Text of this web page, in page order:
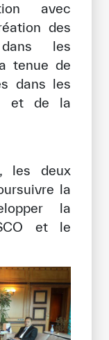
avec
des
les
tenue de
dans les
et de la
les deux
la
la
et le